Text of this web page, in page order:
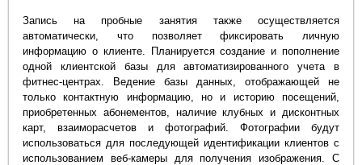
Запись на пробные занятия также осуществляется
автоматически, что позволяет фиксировать личную
информацию о клиенте. Планируется создание и пополнение
одной клиентской базы для автоматизированного учета в
фитнес-центрах. Ведение базы данных, отображающей не
только контактную информацию, но и историю посещений,
приобретенных абонементов, наличие клубных и дисконтных
карт, взаиморасчетов и фотографий. Фотографии будут
использоваться для последующей идентификации клиентов с
использованием веб-камеры для получения изображения. С